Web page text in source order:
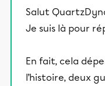
Salut
Je suis là pour
En fait, cela
l’histoire, deux